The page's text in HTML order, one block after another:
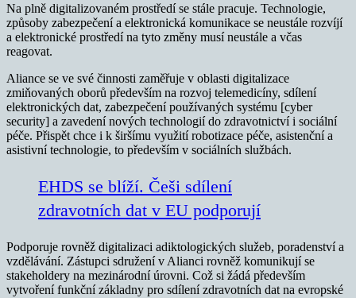
Na plně digitalizovaném prostředí se stále pracuje. Technologie,
způsoby zabezpečení a elektronická komunikace se neustále rozvíjí
a elektronické prostředí na tyto změny musí neustále a včas
reagovat.
Aliance se ve své činnosti zaměřuje v oblasti digitalizace
zmiňovaných oborů především na rozvoj telemedicíny, sdílení
elektronických dat, zabezpečení používaných systému [cyber
security] a zavedení nových technologií do zdravotnictví i sociální
péče. Přispět chce i k širšímu využití robotizace péče, asistenční a
asistivní technologie, to především v sociálních službách.
EHDS se blíží. Češi sdílení
zdravotních dat v EU podporují
Podporuje rovněž digitalizaci adiktologických služeb, poradenství a
vzdělávání. Zástupci sdružení v Alianci rovněž komunikují se
stakeholdery na mezinárodní úrovni. Což si žádá především
vytvoření funkční základny pro sdílení zdravotních dat na evropské